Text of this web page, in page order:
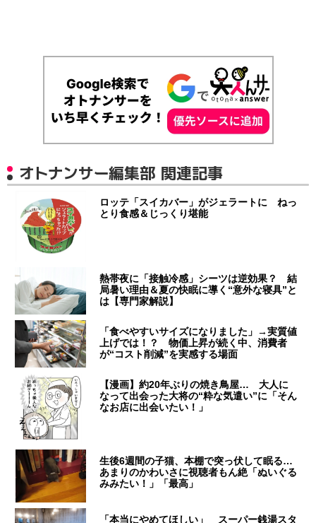
オトナンサー編集部 関連記事
ロッテ「スイカバー」がジェラートに ねっ
とり食感＆じっくり堪能
熱帯夜に「接触冷感」シーツは逆効果？ 結
局暑い理由＆夏の快眠に導く“意外な寝具”と
は【専門家解説】
「食べやすいサイズになりました」→実質値
上げでは！？ 物価上昇が続く中、消費者
が“コスト削減”を実感する場面
【漫画】約20年ぶりの焼き鳥屋… 大人に
なって出会った大将の“粋な気遣い”に「そん
なお店に出会いたい！」
生後6週間の子猫、本棚で突っ伏して眠る…
あまりのかわいさに視聴者もん絶「ぬいぐる
みみたい！」「最高」
「本当にやめてほしい」 スーパー銭湯スタ